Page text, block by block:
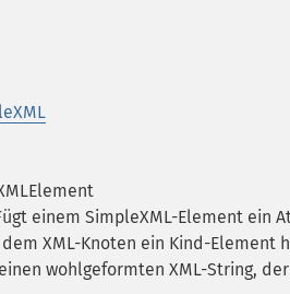
einem SimpleXML-Element ein
XML-Knoten ein Kind-Element
wohlgeformten XML-String,